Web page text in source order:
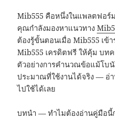
Mib555 คือหนึ่งในแพลตฟอร์
คุณกำลังมองหาแนวทาง
ต้องรู้ขั้นตอนเมื่อ Mib555 เข้
Mib555 เครดิตฟรี ให้คุ้ม บท
ตัวอย่างการคำนวณข้อแม้โบ
ประมาณที่ใช้งานได้จริง — อ่
ไปใช้ได้เลย
บทนำ — ทำไมต้องอ่านคู่มือนี้